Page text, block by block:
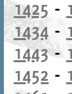
1425 -
1434 -
1443-
1452 -